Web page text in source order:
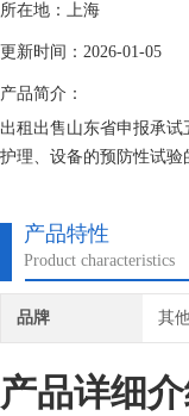
所在地：上海
更新时间：2026-01-05
产品简介：
出租出售山东省申报承
护理、设备的预防性试
产品特性
Product characteristics
品牌 其
产品详细